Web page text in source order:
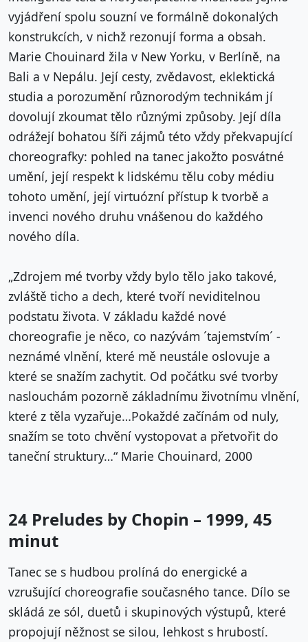
vyjádření spolu souzní ve formálně dokonalých
konstrukcích, v nichž rezonují forma a obsah.
Marie Chouinard žila v New Yorku, v Berlíně, na
Bali a v Nepálu. Její cesty, zvědavost, eklektická
studia a porozumění různorodým technikám jí
dovolují zkoumat tělo různými způsoby. Její díla
odrážejí bohatou šíři zájmů této vždy překvapující
choreografky: pohled na tanec jakožto posvátné
umění, její respekt k lidskému tělu coby médiu
tohoto umění, její virtuózní přístup k tvorbě a
invenci nového druhu vnášenou do každého
nového díla.
„Zdrojem mé tvorby vždy bylo tělo jako takové,
zvláště ticho a dech, které tvoří neviditelnou
podstatu života. V základu každé nové
choreografie je něco, co nazývám ´tajemstvím´ -
neznámé vlnění, které mě neustále oslovuje a
které se snažím zachytit. Od počátku své tvorby
naslouchám pozorně základnímu životnímu vlnění,
které z těla vyzařuje…Pokaždé začínám od nuly,
snažím se toto chvění vystopovat a přetvořit do
taneční struktury…“ Marie Chouinard, 2000
24 Preludes by Chopin – 1999, 45
minut
Tanec se s hudbou prolíná do energické a
vzrušující choreografie současného tance. Dílo se
skládá ze sól, duetů i skupinových výstupů, které
propojují něžnost se silou, lehkost s hrubostí.